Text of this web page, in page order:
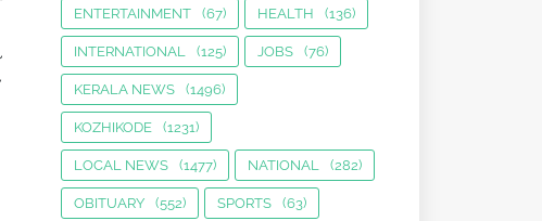
ENTERTAINMENT (67) HEALTH (136)
INTERNATIONAL (125) JOBS (76)
KERALA NEWS (1496)
KOZHIKODE (1231)
LOCAL NEWS (1477) NATIONAL (282)
OBITUARY (552) SPORTS (63)